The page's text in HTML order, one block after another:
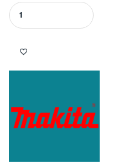
MAKITA - ČEKIĆ BUŠILICA